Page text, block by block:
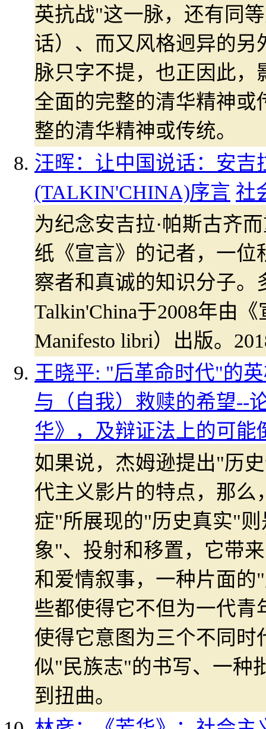
英抗战"这一脉，还有同
话）、而又风格迥异的
脉只字不提，也正因此
全面的完整的清华精神
整的清华精神或传统。
汪晖：让中国说话：安吉
(TALKIN'CHINA)序言 社
为纪念安吉拉·帕斯古齐
纸《宣言》的记者，一
察者和真诚的知识分子
Talkin'China于2008年由
Manifesto libri）出版。
王晓平: "后革命时代"的
与（自我）救赎的希望--
华》，及辩证法上的可能
如果说，杰姆逊提出"历
代主义影片的特点，那
症"所展现的"历史真实"
象"、投射和移置，它带
和爱情叙事，一种片面
些都使得它不但为一代
使得它意图为三个不同时
似"民族志"的书写、一种
到扭曲。